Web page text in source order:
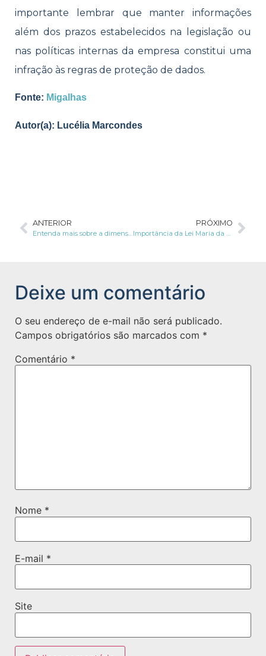
importante lembrar que manter informações
além dos prazos estabelecidos na legislação ou
nas políticas internas da empresa constitui uma
infração às regras de proteção de dados.
Fonte: Migalhas
Autor(a): Lucélia Marcondes
ANTERIOR
Entenda mais sobre a dimensão coletiva da proteção de dados
PRÓXIMO
Importância da Lei Maria da Penha e da LGPD no combate da violência contra as mulheres
Deixe um comentário
O seu endereço de e-mail não será publicado.
Campos obrigatórios são marcados com *
Comentário *
Nome *
E-mail *
Site